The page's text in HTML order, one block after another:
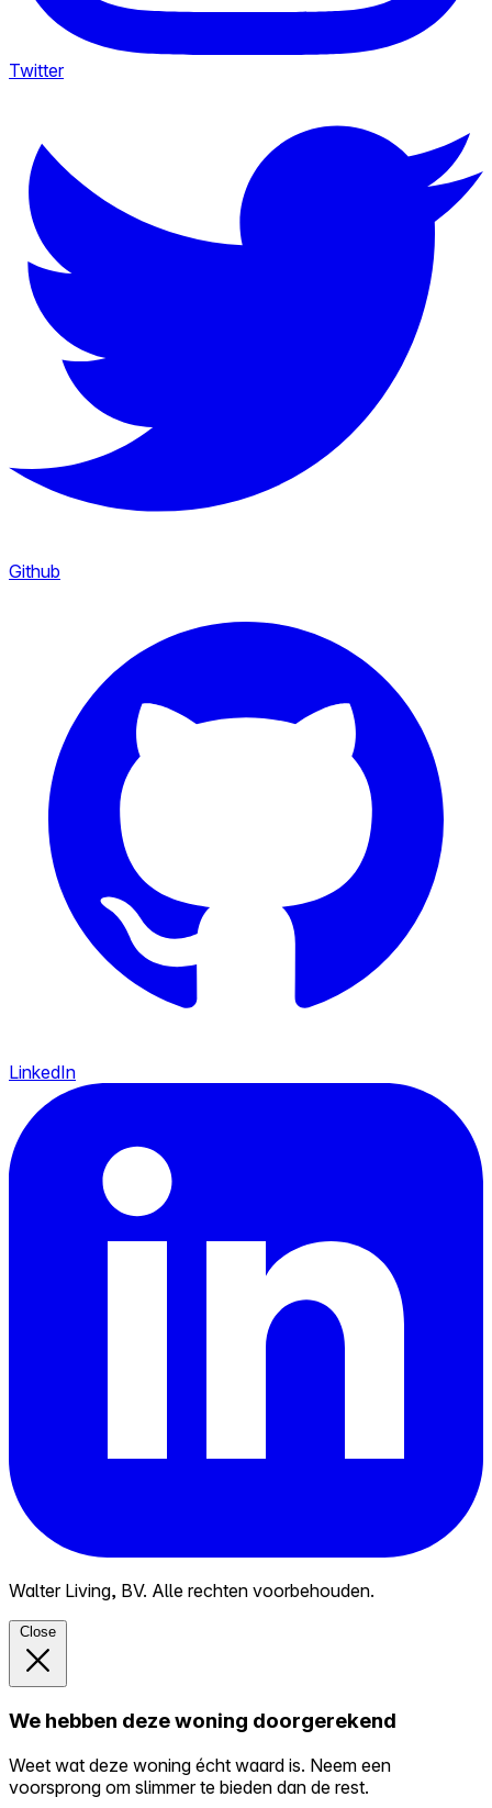
Twitter
Github
LinkedIn
Walter Living, BV. Alle rechten voorbehouden.
Close
We hebben deze woning doorgerekend
Weet wat deze woning écht waard is. Neem een
voorsprong om slimmer te bieden dan de rest.